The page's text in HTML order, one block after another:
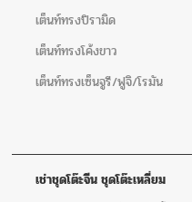
เต็นท์ทรงปิรามิด
เต็นท์ทรงโค้งขาว
เต็นท์ทรงเซ็นจูรี/ฟูจิ/โรมัน
เช่าชุดโต๊ะจีน ชุดโต๊ะเหลี่ยม